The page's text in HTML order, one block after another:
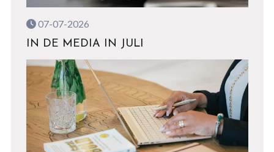
07-07-2026
IN DE MEDIA IN JULI